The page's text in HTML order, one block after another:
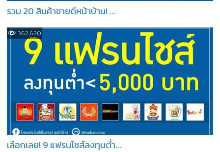
รวม 20 สินค้าขายดีหน้าบ้าน! ...
362,620
เลือกเลย! 9 แฟรนไชส์ลงทุนต่ำ...